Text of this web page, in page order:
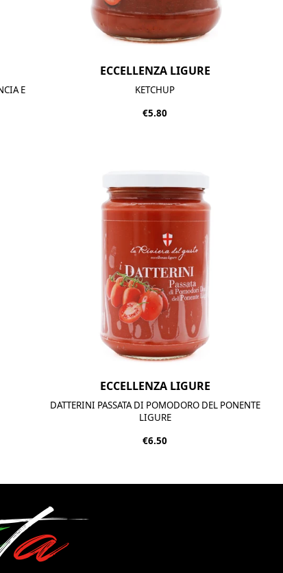
E
ECCELLENZA LIGURE
KETCHUP
€5.80
ECCELLENZA LIGURE
DATTERINI PASSATA DI POMODORO DEL PONENTE
LIGURE
€6.50